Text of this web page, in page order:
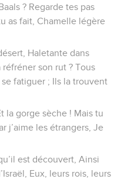
? Regarde tes pas
as fait, Chamelle légère
Haletante dans
réfréner son rut ? Tous
fatiguer ; Ils la trouvent
la gorge sèche ! Mais tu
j’aime les étrangers, Je
est découvert, Ainsi
Eux, leurs rois, leurs